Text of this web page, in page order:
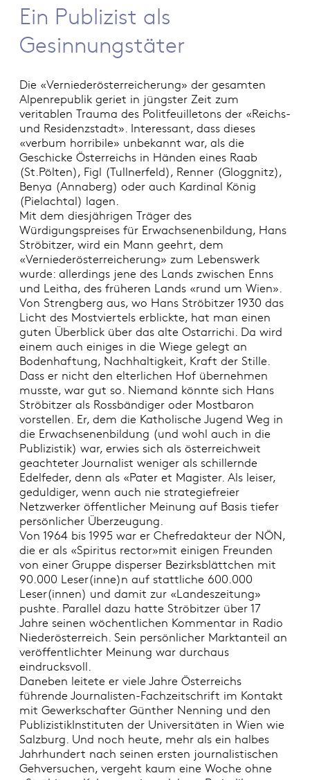
Ein Publizist als
Gesinnungstäter
Die «Verniederösterreicherung» der gesamten
Alpenrepublik geriet in jüngster Zeit zum
veritablen Trauma des Politfeuilletons der «Reichs-
und Residenzstadt». Interessant, dass dieses
«verbum horribile» unbekannt war, als die
Geschicke Österreichs in Händen eines Raab
(St.Pölten), Figl (Tullnerfeld), Renner (Gloggnitz),
Benya (Annaberg) oder auch Kardinal König
(Pielachtal) lagen.
Mit dem diesjährigen Träger des
Würdigungspreises für Erwachsenenbildung, Hans
Ströbitzer, wird ein Mann geehrt, dem
«Verniederösterreicherung» zum Lebenswerk
wurde: allerdings jene des Lands zwischen Enns
und Leitha, des früheren Lands «rund um Wien».
Von Strengberg aus, wo Hans Ströbitzer 1930 das
Licht des Mostviertels erblickte, hat man einen
guten Überblick über das alte Ostarrichi. Da wird
einem auch einiges in die Wiege gelegt an
Bodenhaftung, Nachhaltigkeit, Kraft der Stille.
Dass er nicht den elterlichen Hof übernehmen
musste, war gut so. Niemand könnte sich Hans
Ströbitzer als Rossbändiger oder Mostbaron
vorstellen. Er, dem die Katholische Jugend Weg in
die Erwachsenenbildung (und wohl auch in die
Publizistik) war, erwies sich als österreichweit
geachteter Journalist weniger als schillernde
Edelfeder, denn als «Pater et Magister. Als leiser,
geduldiger, wenn auch nie strategiefreier
Netzwerker öffentlicher Meinung auf Basis tiefer
persönlicher Überzeugung.
Von 1964 bis 1995 war er Chefredakteur der NÖN,
die er als «Spiritus rector»mit einigen Freunden
von einer Gruppe disperser Bezirksblättchen mit
90.000 Leser(inne)n auf stattliche 600.000
Leser(innen) und damit zur «Landeszeitung»
pushte. Parallel dazu hatte Ströbitzer über 17
Jahre seinen wöchentlichen Kommentar in Radio
Niederösterreich. Sein persönlicher Marktanteil an
veröffentlichter Meinung war durchaus
eindrucksvoll.
Daneben leitete er viele Jahre Österreichs
führende Journalisten-Fachzeitschrift im Kontakt
mit Gewerkschafter Günther Nenning und den
PublizistikInstituten der Universitäten in Wien wie
Salzburg. Und noch heute, mehr als ein halbes
Jahrhundert nach seinen ersten journalistischen
Gehversuchen, vergeht kaum eine Woche ohne